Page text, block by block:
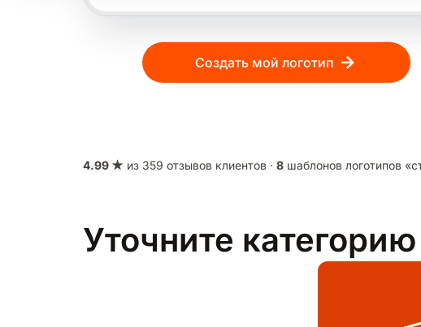
Создать мой логотип
4.99 ★ из 359 отзывов клиентов · 8 шаблонов логотипов
Уточните